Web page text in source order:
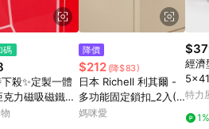
歲推薦書單 / 箱購專區 / 寶可夢
家電 / 蔬果汁&奶粉 / 體能玩具 /
碼
殺✨定製一體
力磁吸磁鐵帶
展示收納防塵
降價
$212 (降$83)
日本 Richell 利其爾 -
多功能固定鎖扣_2入(9
81894)
媽咪愛
經濟
特力
1%